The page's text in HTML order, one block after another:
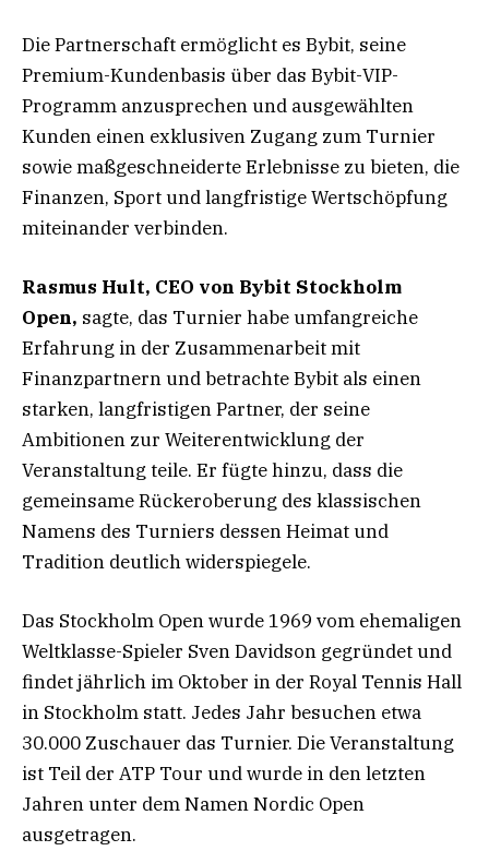
Die Partnerschaft ermöglicht es Bybit, seine
Premium-Kundenbasis über das Bybit-VIP-
Programm anzusprechen und ausgewählten
Kunden einen exklusiven Zugang zum Turnier
sowie maßgeschneiderte Erlebnisse zu bieten, die
Finanzen, Sport und langfristige Wertschöpfung
miteinander verbinden.
Rasmus Hult, CEO von Bybit Stockholm
Open, sagte, das Turnier habe umfangreiche
Erfahrung in der Zusammenarbeit mit
Finanzpartnern und betrachte Bybit als einen
starken, langfristigen Partner, der seine
Ambitionen zur Weiterentwicklung der
Veranstaltung teile. Er fügte hinzu, dass die
gemeinsame Rückeroberung des klassischen
Namens des Turniers dessen Heimat und
Tradition deutlich widerspiegele.
Das Stockholm Open wurde 1969 vom ehemaligen
Weltklasse-Spieler Sven Davidson gegründet und
findet jährlich im Oktober in der Royal Tennis Hall
in Stockholm statt. Jedes Jahr besuchen etwa
30.000 Zuschauer das Turnier. Die Veranstaltung
ist Teil der ATP Tour und wurde in den letzten
Jahren unter dem Namen Nordic Open
ausgetragen.